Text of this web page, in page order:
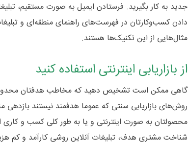
جدید به کار بگیرید. فرستادن ایمیل به صورت مستقیم،
دادن کسب‌و‌کارتان در فهرست‌های راهنمای منطقه‌ای و
مثال‌هایی از این تکنیک‌ها هستند.
از بازاریابی اینترنتی استفاده کنید
گاهی ممکن است تشخیص دهید که مخاطب هدفتان
روش‌های بازاریابی سنتی که عموما هدفمند نیستند بازدهی
محصولتان به صورت اینترنتی و یا به طور کلی کسب و کاری
شناخت مشتری هدف، تبلیغات آنلاین روشی کارآمد و کم